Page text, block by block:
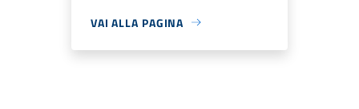
VAI ALLA PAGINA